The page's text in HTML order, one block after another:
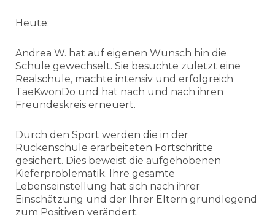
Heute:
Andrea W. hat auf eigenen Wunsch hin die
Schule gewechselt. Sie besuchte zuletzt eine
Realschule, machte intensiv und erfolgreich
TaeKwonDo und hat nach und nach ihren
Freundeskreis erneuert.
Durch den Sport werden die in der
Rückenschule erarbeiteten Fortschritte
gesichert. Dies beweist die aufgehobenen
Kieferproblematik. Ihre gesamte
Lebenseinstellung hat sich nach ihrer
Einschätzung und der Ihrer Eltern grundlegend
zum Positiven verändert.